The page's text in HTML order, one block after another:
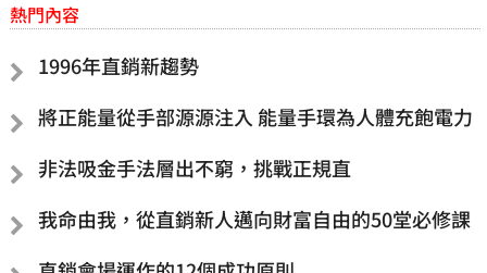
熱門內容
1996年直銷新趨勢
將正能量從手部源源注入 能量手環為人體充飽電力
非法吸金手法層出不窮，挑戰正規直
我命由我，從直銷新人邁向財富自由的50堂必修課